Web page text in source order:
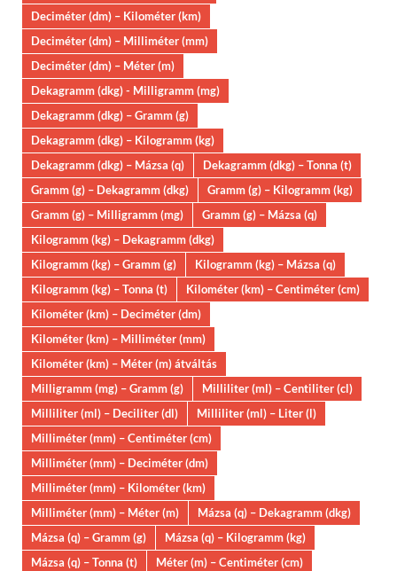
Deciméter (dm) – Kilométer (km)
Deciméter (dm) – Milliméter (mm)
Deciméter (dm) – Méter (m)
Dekagramm (dkg) - Milligramm (mg)
Dekagramm (dkg) – Gramm (g)
Dekagramm (dkg) – Kilogramm (kg)
Dekagramm (dkg) – Mázsa (q)
Dekagramm (dkg) – Tonna (t)
Gramm (g) – Dekagramm (dkg)
Gramm (g) – Kilogramm (kg)
Gramm (g) – Milligramm (mg)
Gramm (g) – Mázsa (q)
Kilogramm (kg) – Dekagramm (dkg)
Kilogramm (kg) – Gramm (g)
Kilogramm (kg) – Mázsa (q)
Kilogramm (kg) – Tonna (t)
Kilométer (km) – Centiméter (cm)
Kilométer (km) – Deciméter (dm)
Kilométer (km) – Milliméter (mm)
Kilométer (km) – Méter (m) átváltás
Milligramm (mg) – Gramm (g)
Milliliter (ml) – Centiliter (cl)
Milliliter (ml) – Deciliter (dl)
Milliliter (ml) – Liter (l)
Milliméter (mm) – Centiméter (cm)
Milliméter (mm) – Deciméter (dm)
Milliméter (mm) – Kilométer (km)
Milliméter (mm) – Méter (m)
Mázsa (q) – Dekagramm (dkg)
Mázsa (q) – Gramm (g)
Mázsa (q) – Kilogramm (kg)
Mázsa (q) – Tonna (t)
Méter (m) – Centiméter (cm)